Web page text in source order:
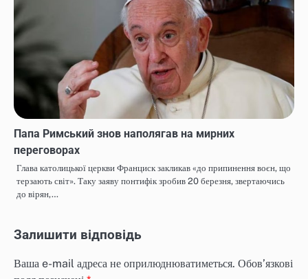
Папа Римський знов наполягав на мирних
переговорах
Глава католицької церкви Франциск закликав «до припинення воєн, що
терзають світ». Таку заяву понтифік зробив 20 березня, звертаючись
до вірян,…
Залишити відповідь
Ваша e-mail адреса не оприлюднюватиметься. Обов’язкові